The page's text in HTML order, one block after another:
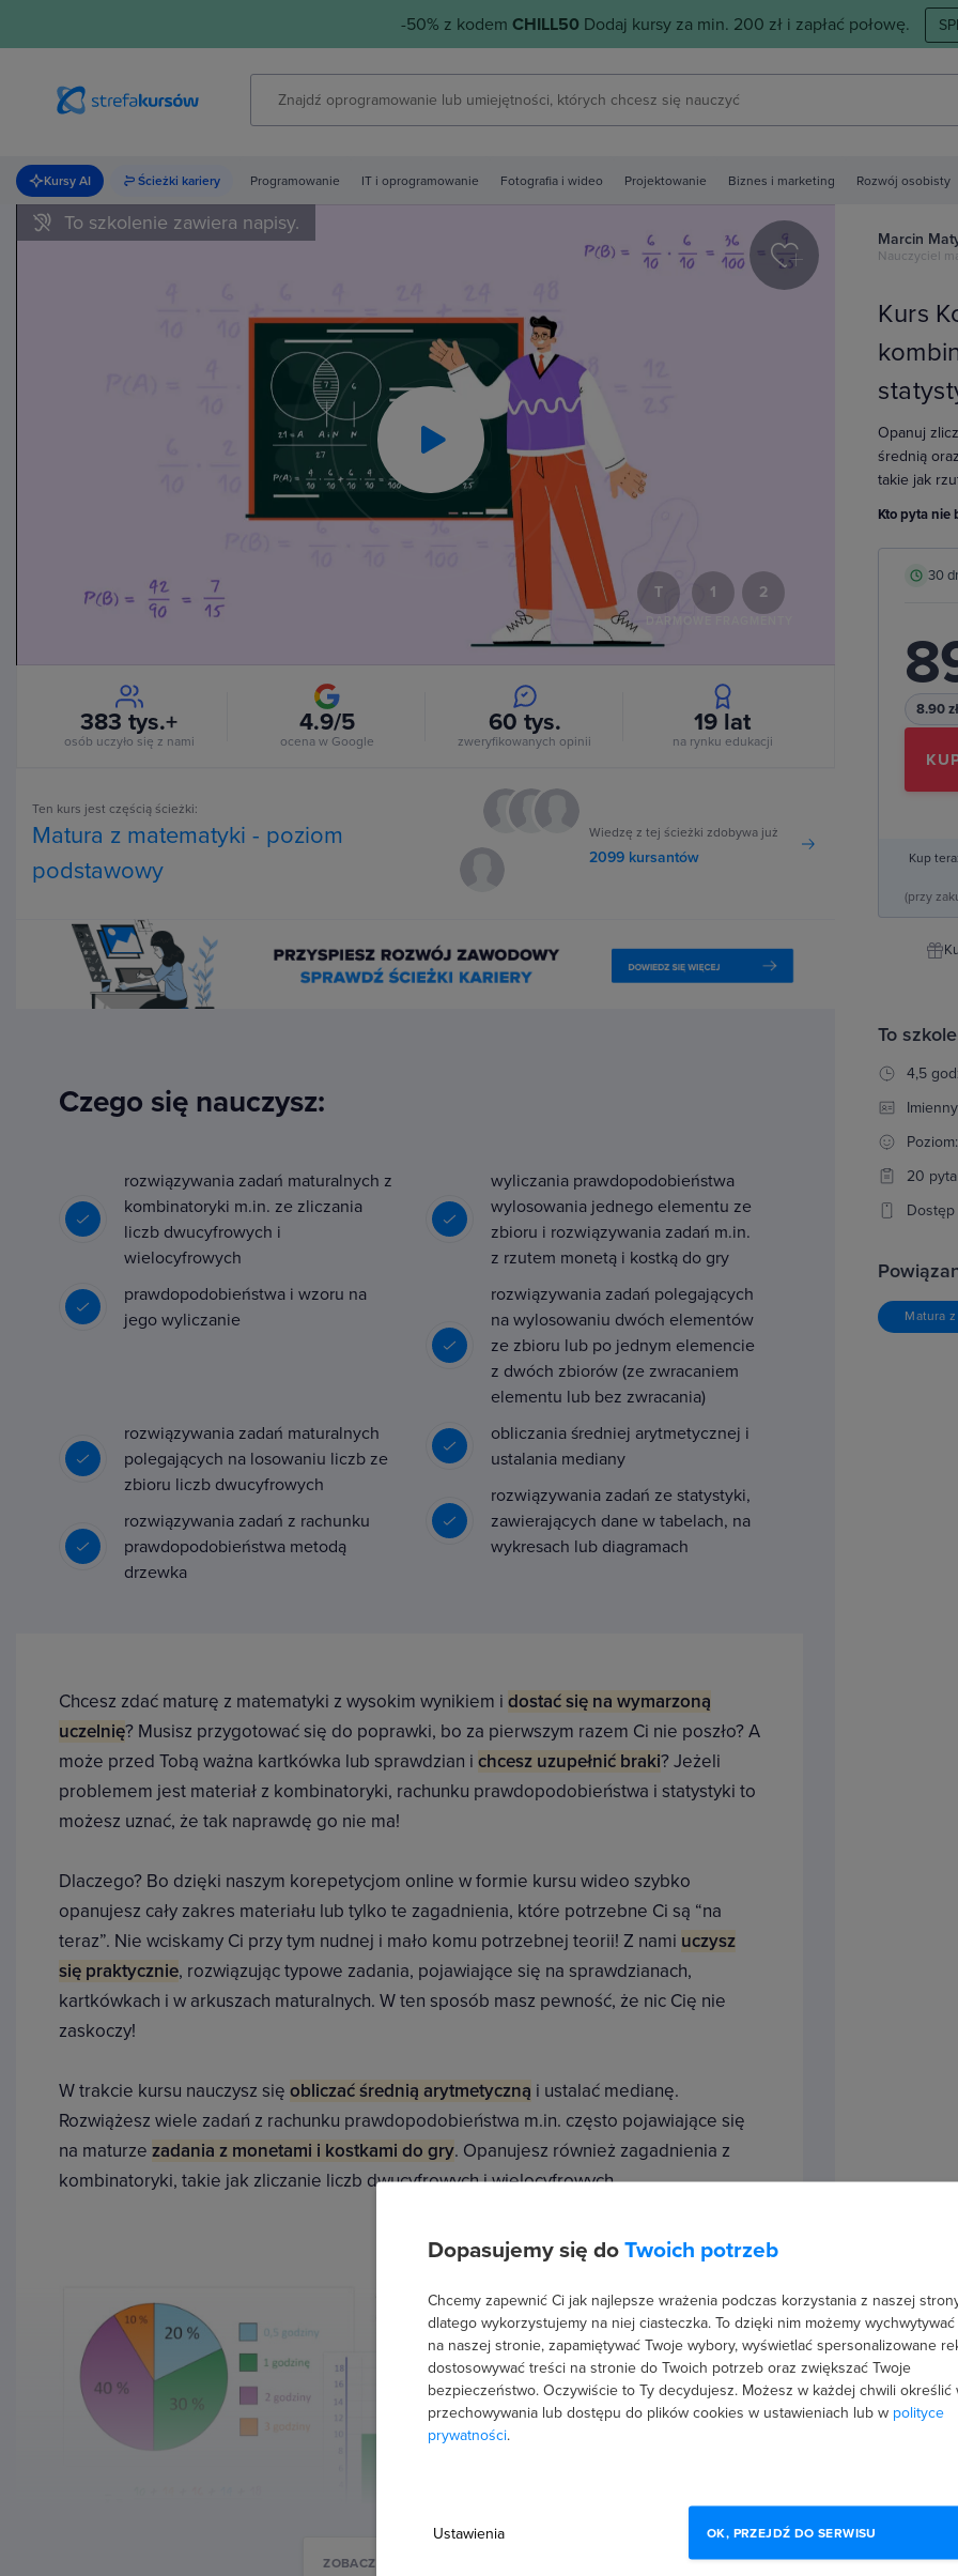
-50% z kodem CHILL50Dodaj kursy za min. 200 zł i zapłać połowę.
Kursy AI Ścieżki kariery Programowanie IT i oprogramowanie Fotografia i wideo Projektowanie Biznes i marketing Rozwój osobisty
Play
Video
T 1 2
To szkolenie zawiera napisy.
383 tys.+
osób uczyło się z nami
4.9/5
ocena w Google
60 tys.
zweryfikowanych opinii
19 lat
na rynku edukacji
Ten kurs jest częścią ścieżki:
Matura z matematyki - poziom
podstawowy
Wiedzę z tej ścieżki zdobywa już
2099 kursantów
Czego się nauczysz:
rozwiązywania zadań maturalnych z
kombinatoryki m.in. ze zliczania
liczb dwucyfrowych i
wielocyfrowych
prawdopodobieństwa i wzoru na
jego wyliczanie
wyliczania prawdopodobieństwa
wylosowania jednego elementu ze
zbioru i rozwiązywania zadań m.in.
z rzutem monetą i kostką do gry
rozwiązywania zadań polegających
na wylosowaniu dwóch elementów
ze zbioru lub po jednym elemencie
z dwóch zbiorów (ze zwracaniem
elementu lub bez zwracania)
rozwiązywania zadań maturalnych
polegających na losowaniu liczb ze
zbioru liczb dwucyfrowych
rozwiązywania zadań z rachunku
prawdopodobieństwa metodą
drzewka
obliczania średniej arytmetycznej i
ustalania mediany
rozwiązywania zadań ze statystyki,
zawierających dane w tabelach, na
wykresach lub diagramach
Chcesz zdać maturę z matematyki z wysokim wynikiem i dostać się na wymarzoną
uczelnię? Musisz przygotować się do poprawki, bo za pierwszym razem Ci nie poszło? A
może przed Tobą ważna kartkówka lub sprawdzian i chcesz uzupełnić braki? Jeżeli
problemem jest materiał z kombinatoryki, rachunku prawdopodobieństwa i statystyki to
możesz uznać, że tak naprawdę go nie ma!
Dlaczego? Bo dzięki naszym korepetycjom online w formie kursu wideo szybko
opanujesz cały zakres materiału lub tylko te zagadnienia, które potrzebne Ci są “na
teraz”. Nie wciskamy Ci przy tym nudnej i mało komu potrzebnej teorii! Z nami uczysz
się praktycznie, rozwiązując typowe zadania, pojawiające się na sprawdzianach,
kartkówkach i w arkuszach maturalnych. W ten sposób masz pewność, że nic Cię nie
zaskoczy!
W trakcie kursu nauczysz się obliczać średnią arytmetyczną i ustalać medianę.
Rozwiążesz wiele zadań z rachunku prawdopodobieństwa m.in. często pojawiające się
na maturze zadania z monetami i kostkami do gry. Opanujesz również zagadnienia z
kombinatoryki, takie jak zliczanie liczb dwucyfrowych i wielocyfrowych.
ZOBACZ WIĘCEJ
Marcin
Nauczyciel
Kurs
Opanuj
średnią
takie jak
Kto pyta nie
30
8.90
Kup
(przy
To
4,5
20
Matura
Dopasujemy się do Twoich potrzeb
Chcemy zapewnić Ci jak najlepsze wrażenia podczas korzystania z naszej
dlatego wykorzystujemy na niej ciasteczka. To dzięki nim możemy wychwytywać
na naszej stronie, zapamiętywać Twoje wybory, wyświetlać spersonalizowane
dostosowywać treści na stronie do Twoich potrzeb oraz zwiększać Twoje
bezpieczeństwo. Oczywiście to Ty decydujesz. Możesz w każdej chwili określić
przechowywania lub dostępu do plików cookies w ustawieniach lub w polityce
prywatności.
Ustawienia OK, PRZEJDŹ DO SERWISU